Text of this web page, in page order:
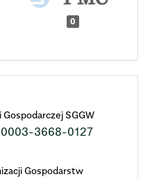
0
SGGW
3668-0127
Gospodarstw